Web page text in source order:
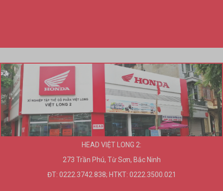
HEAD VIỆT LONG 2:
273 Trần Phú, Từ Sơn, Bắc Ninh
ĐT: 0222.3742.838; HTKT: 0222.3500.021